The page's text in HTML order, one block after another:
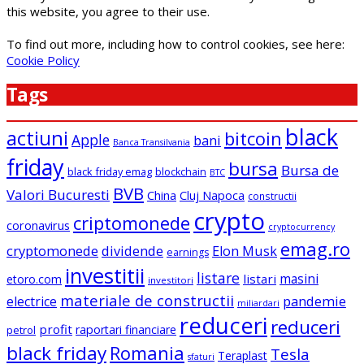
this website, you agree to their use.
To find out more, including how to control cookies, see here:
Cookie Policy
Tags
actiuni Apple Banca Transilvania bani bitcoin black
friday black friday emag blockchain BTC bursa Bursa de
Valori Bucuresti BVB China Cluj Napoca constructii
coronavirus criptomonede crypto cryptocurrency
cryptomonede dividende earnings Elon Musk emag.ro
etoro.com investitii investitori listare listari masini
electrice materiale de constructii miliardari pandemie
petrol profit raportari financiare reduceri reduceri
black friday Romania sfaturi Teraplast Tesla